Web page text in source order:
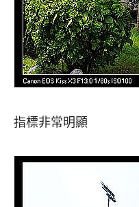
指標非常明顯